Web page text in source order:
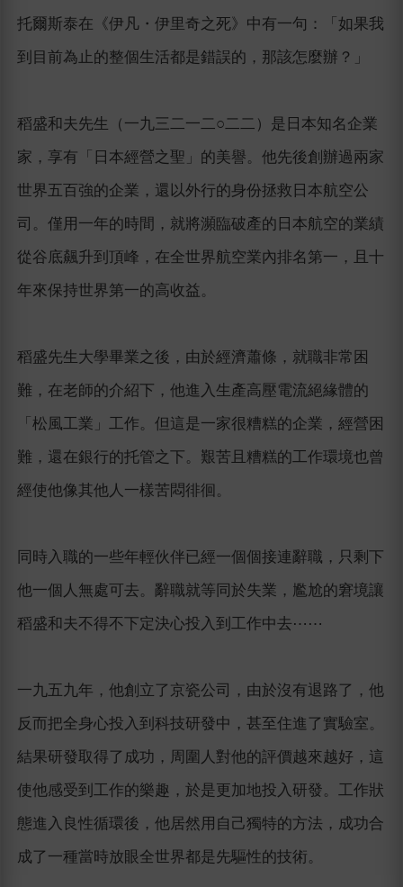
托爾斯泰在《伊凡・伊里奇之死》中有一句：「如果我
到目前為止的整個生活都是錯誤的，那該怎麼辦？」
稻盛和夫先生（一九三二一二○二二）是日本知名企業
家，享有「日本經營之聖」的美譽。他先後創辦過兩家
世界五百強的企業，還以外行的身份拯救日本航空公
司。僅用一年的時間，就將瀕臨破產的日本航空的業績
從谷底飆升到頂峰，在全世界航空業內排名第一，且十
年來保持世界第一的高收益。
稻盛先生大學畢業之後，由於經濟蕭條，就職非常困
難，在老師的介紹下，他進入生產高壓電流絕緣體的
「松風工業」工作。但這是一家很糟糕的企業，經營困
難，還在銀行的托管之下。艱苦且糟糕的工作環境也曾
經使他像其他人一樣苦悶徘徊。
同時入職的一些年輕伙伴已經一個個接連辭職，只剩下
他一個人無處可去。辭職就等同於失業，尷尬的窘境讓
稻盛和夫不得不下定決心投入到工作中去⋯⋯
一九五九年，他創立了京瓷公司，由於沒有退路了，他
反而把全身心投入到科技研發中，甚至住進了實驗室。
結果研發取得了成功，周圍人對他的評價越來越好，這
使他感受到工作的樂趣，於是更加地投入研發。工作狀
態進入良性循環後，他居然用自己獨特的方法，成功合
成了一種當時放眼全世界都是先驅性的技術。